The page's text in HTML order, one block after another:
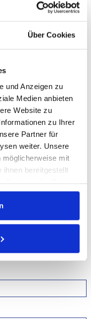
Über Cookies
und Anzeigen zu
Medien anbieten
Website zu
zu Ihrer
Partner für
weiter. Unsere
möglicherweise mit
ihnen bereitgestellt
Wir sind ein
und
für 2025 und